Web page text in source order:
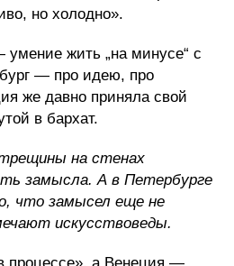
но холодно».
жить „на минусе“ с
— про идею, про
же давно приняла свой
в бархат.
на стенах
замысла. А в Петербурге
что замысел еще не
искусствоведы.